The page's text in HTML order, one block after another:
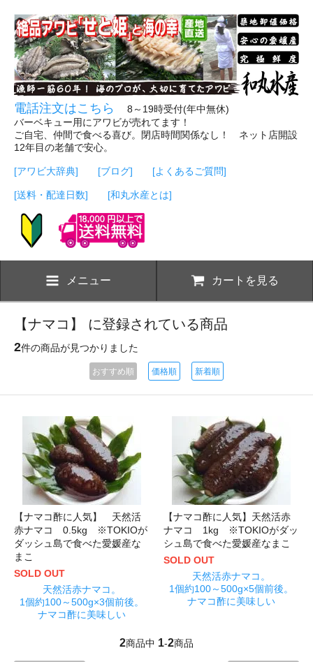
電話注文はこちら
8～19時受付(年中無休)
バーベキュー用にアワビが売れてます！
ご自宅、仲間で食べる喜び。閉店時間関係なし！ ネット店開設
12年目の老舗で安心。
[アワビ大辞典] [ブログ] [よくあるご質問]
[送料・配達日数] [和丸水産とは]
メニュー カートを見る
【ナマコ】 に登録されている商品
2件の商品が見つかりました
おすすめ順 価格順 新着順
【ナマコ酢に人気】 天然活
赤ナマコ 0.5kg ※TOKIOが
ダッシュ島で食べた愛媛産な
まこ
SOLD OUT
天然活赤ナマコ。
1個約100～500g×3個前後。
ナマコ酢に美味しい
【ナマコ酢に人気】天然活赤
ナマコ 1kg ※TOKIOがダッ
シュ島で食べた愛媛産なまこ
SOLD OUT
天然活赤ナマコ。
1個約100～500g×5個前後。
ナマコ酢に美味しい
2商品中 1-2商品